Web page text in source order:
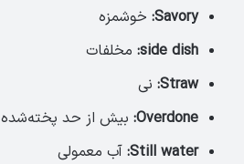
Savory: خوشمزه
side dish: مخلفات
Straw: نی
Overdone: بیش از حد پخته‌شده
Still water: آب معمولی